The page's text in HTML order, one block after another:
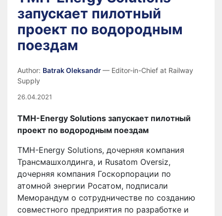
запускает пилотный
проект по водородным
поездам
Author: Batrak Oleksandr— Editor-in-Chief at Railway
Supply
26.04.2021
TMH-Energy Solutions запускает пилотный
проект по водородным поездам
TMH-Energy Solutions, дочерняя компания
Трансмашхолдинга, и Rusatom Oversiz,
дочерняя компания Госкорпорации по
атомной энергии Росатом, подписали
Меморандум о сотрудничестве по созданию
совместного предприятия по разработке и